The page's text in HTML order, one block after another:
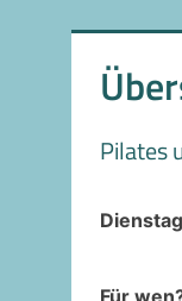
Pilates